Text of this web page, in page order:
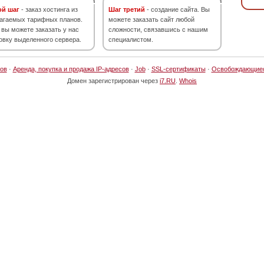
шаг - заказ хостинга из
тарифных планов.
можете заказать у нас
выделенного сервера.
Шаг третий - создание сайта. Вы
можете заказать сайт любой
сложности, связавшись с нашим
специалистом.
· Аренда, покупка и продажа IP-адресов· Job· SSL-сертификаты·
Домен зарегистрирован через i7.RU Whois